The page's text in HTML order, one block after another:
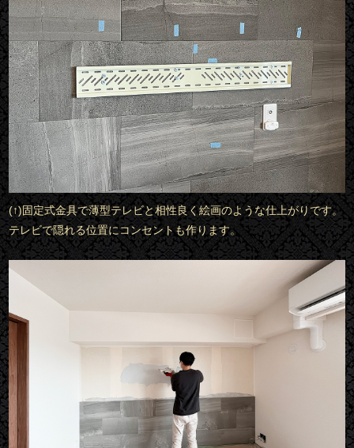
(↑)固定式金具で薄型テレビと相性良く絵画のような仕上がりです。
テレビで隠れる位置にコンセントも作ります。